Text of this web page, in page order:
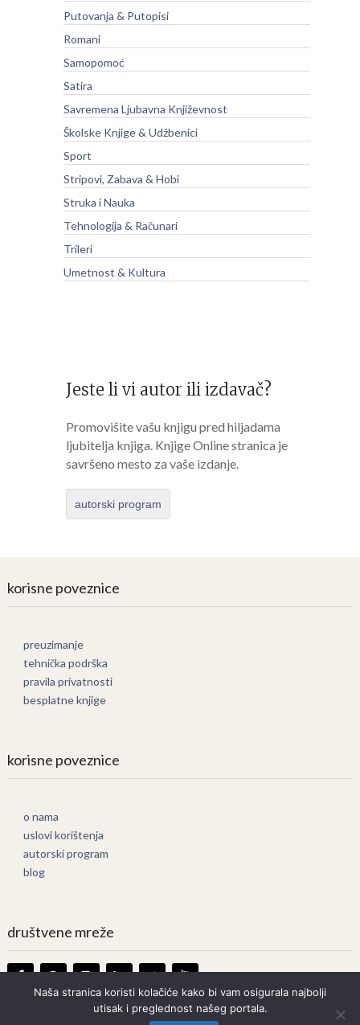
Putovanja & Putopisi
Romani
Samopomoć
Satira
Savremena Ljubavna Književnost
Školske Knjige & Udžbenici
Sport
Stripovi, Zabava & Hobi
Struka i Nauka
Tehnologija & Računari
Trileri
Umetnost & Kultura
Jeste li vi autor ili izdavač?
Promovišite vašu knjigu pred hiljadama
ljubitelja knjiga. Knjige Online stranica je
savršeno mesto za vaše izdanje.
autorski program
korisne poveznice
preuzimanje
tehnička podrška
pravila privatnosti
besplatne knjige
korisne poveznice
o nama
uslovi korištenja
autorski program
blog
društvene mreže
Knjige OnlineCopyright © 2026.
Naša stranica koristi kolačiće kako bi vam osigurala najbolji
utisak i preglednost našeg portala.